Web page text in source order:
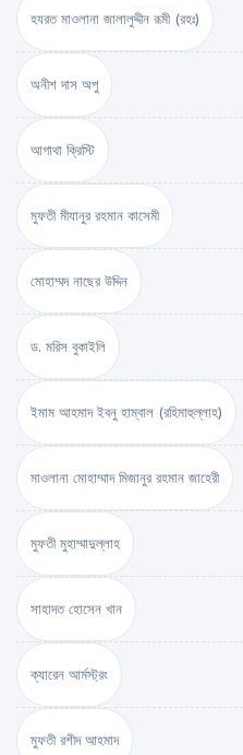
হযরত মাওলানা জালালুদ্দীন রূমী (রহঃ)
অনীশ দাস অপু
আগাথা ক্রিস্টি
মুফতী মীযানুর রহমান কাসেমী
মোহাম্মদ নাছের উদ্দিন
ড. মরিস বুকাইলি
ইমাম আহমাদ ইবনু হাম্বাল (রহিমাহুল্লাহ)
মাওলানা মোহাম্মাদ মিজানুর রহমান জাহেরী
মুফতী মুহাম্মাদুল্লাহ
সাহাদত হোসেন খান
ক্যারেন আর্মস্ট্রং
মুফতী রশীদ আহমাদ